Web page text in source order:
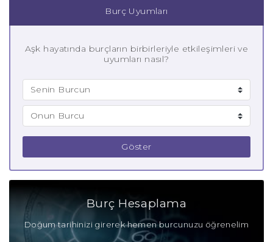
Burç Uyumları
Aşk hayatında burçların birbirleriyle etkileşimleri ve
uyumları nasıl?
Göster
Burç Hesaplama
Doğum tarihinizi girerek hemen burcunuzu öğrenelim